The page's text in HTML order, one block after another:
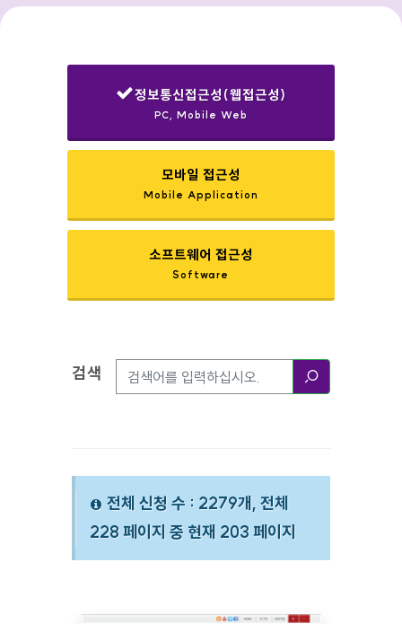
정보통신접근성(웹접근성)
PC, Mobile Web
모바일 접근성
Mobile Application
소프트웨어 접근성
Software
검색옵션
검색
전체 신청 수 : 2279개, 전체
228 페이지 중 현재 203 페이지